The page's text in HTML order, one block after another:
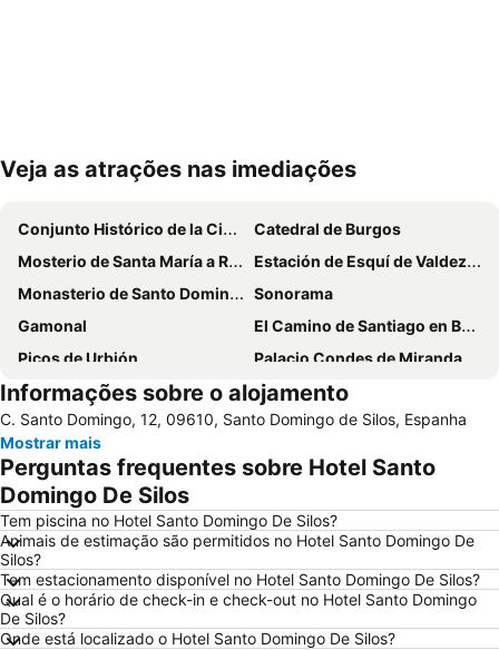
Ampliar mapa
Veja as atrações nas imediações
Conjunto Histórico de la Ciudad de Burgos
Catedral de Burgos
Mosterio de Santa María a Real das Huelgas
Estación de Esquí de Valdezcaray
Monasterio de Santo Domingo de Silos
Sonorama
Gamonal
El Camino de Santiago en Burgos
Picos de Urbión
Palacio Condes de Miranda
Parque Natural Cañón del Río Lobos
Bodegas El Lagar de Isilla
Bodega El Lagar de Isilla
Aeropuerto de Burgos
San Pedro de la Fuente
Hospital de San Antonio Abad
Capitanía General
Informações sobre o alojamento
C. Santo Domingo, 12, 09610, Santo Domingo de Silos, Espanha
Mostrar mais
Perguntas frequentes sobre Hotel Santo
Domingo De Silos
Tem piscina no Hotel Santo Domingo De Silos?
Animais de estimação são permitidos no Hotel Santo Domingo De
Silos?
Tem estacionamento disponível no Hotel Santo Domingo De Silos?
Qual é o horário de check-in e check-out no Hotel Santo Domingo
De Silos?
Onde está localizado o Hotel Santo Domingo De Silos?